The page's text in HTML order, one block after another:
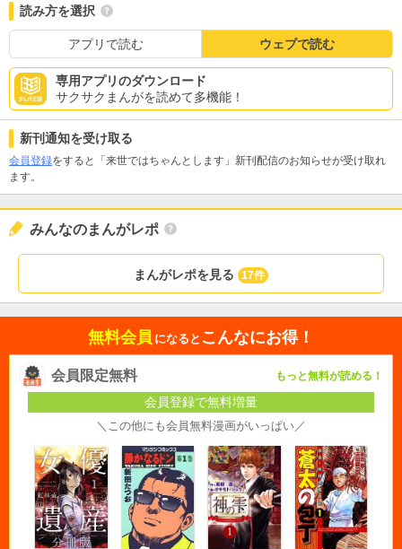
読み方を選択
アプリで読む ウェブで読む
専用アプリのダウンロード
サクサクまんがを読めて多機能！
新刊通知を受け取る
会員登録をすると「来世ではちゃんとします」新刊配信のお知らせが受け取れ
ます。
みんなのまんがレポ
まんがレポを見る 17件
無料会員 になると こんなにお得！
会員限定無料 もっと無料が読める！
会員登録で無料増量
＼この他にも会員無料漫画がいっぱい／